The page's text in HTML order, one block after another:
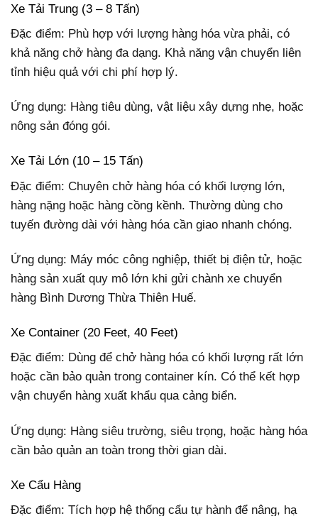
Xe Tải Trung (3 – 8 Tấn)
Đặc điểm: Phù hợp với lượng hàng hóa vừa phải, có
khả năng chở hàng đa dạng. Khả năng vận chuyển liên
tỉnh hiệu quả với chi phí hợp lý.
Ứng dụng: Hàng tiêu dùng, vật liệu xây dựng nhẹ, hoặc
nông sản đóng gói.
Xe Tải Lớn (10 – 15 Tấn)
Đặc điểm: Chuyên chở hàng hóa có khối lượng lớn,
hàng nặng hoặc hàng cồng kềnh. Thường dùng cho
tuyến đường dài với hàng hóa cần giao nhanh chóng.
Ứng dụng: Máy móc công nghiệp, thiết bị điện tử, hoặc
hàng sản xuất quy mô lớn khi gửi chành xe chuyển
hàng Bình Dương Thừa Thiên Huế.
Xe Container (20 Feet, 40 Feet)
Đặc điểm: Dùng để chở hàng hóa có khối lượng rất lớn
hoặc cần bảo quản trong container kín. Có thể kết hợp
vận chuyển hàng xuất khẩu qua cảng biển.
Ứng dụng: Hàng siêu trường, siêu trọng, hoặc hàng hóa
cần bảo quản an toàn trong thời gian dài.
Xe Cẩu Hàng
Đặc điểm: Tích hợp hệ thống cẩu tự hành để nâng, hạ